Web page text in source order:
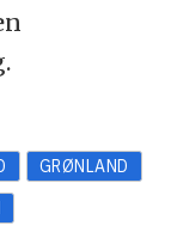
GRØNLAND